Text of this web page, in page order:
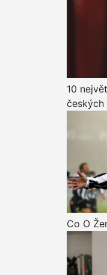
10
českých
Co O